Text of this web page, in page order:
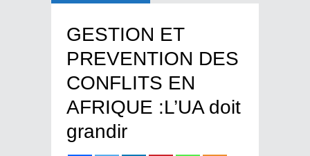
GESTION ET
PREVENTION DES
CONFLITS EN
AFRIQUE :L’UA doit
grandir